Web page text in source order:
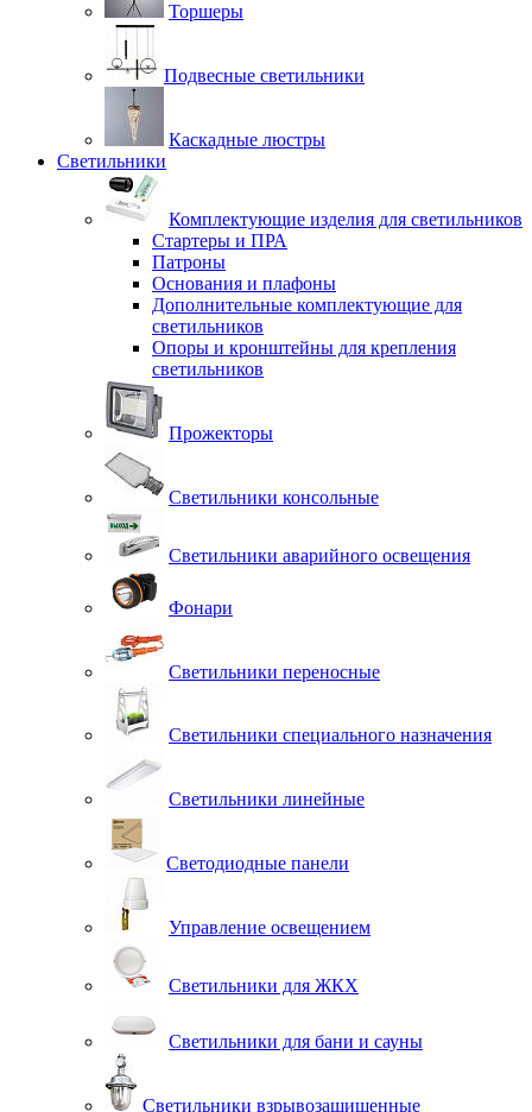
Торшеры
Подвесные светильники
Каскадные люстры
Светильники
Комплектующие изделия для светильников
Стартеры и ПРА
Патроны
Основания и плафоны
Дополнительные комплектующие для
светильников
Опоры и кронштейны для крепления
светильников
Прожекторы
Светильники консольные
Светильники аварийного освещения
Фонари
Светильники переносные
Светильники специального назначения
Светильники линейные
Светодиодные панели
Управление освещением
Светильники для ЖКХ
Светильники для бани и сауны
Светильники взрывозащищенные